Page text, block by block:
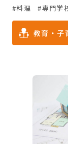
会人必見の情
料理 専門学
教育・子